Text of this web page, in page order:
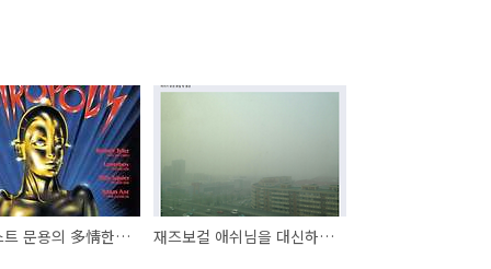
피아니스트 문용의 多情한 영화음악 재즈보컬 애쉬님을 대신하여 急출연 <사운드오브뮤직 정승조입니다>